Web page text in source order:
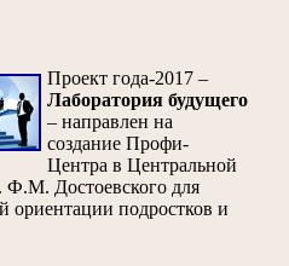
Проект года-2017 –
Лаборатория будущего
– направлен на
создание Профи-
Центра в Центральной
Ф.М. Достоевского для
ориентации подростков и